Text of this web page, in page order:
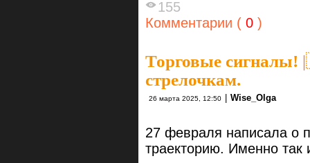
155
Комментарии ( 0 )
Торговые сигналы! |
стрелочкам.
26 марта 2025, 12:50 Wise_Olga
27 февраля написала о
траекторию. Именно так